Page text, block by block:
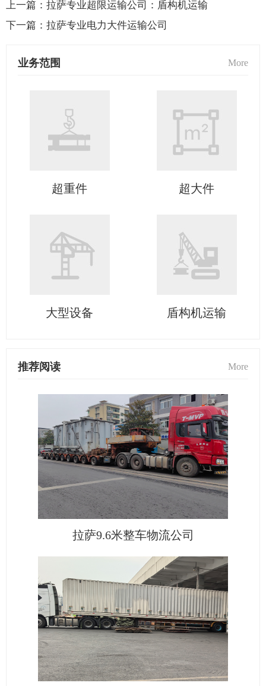
上一篇： 拉萨专业超限运输公司：盾构机运输
下一篇： 拉萨专业电力大件运输公司
业务范围 More
超重件 超大件
大型设备 盾构机运输
推荐阅读 More
拉萨9.6米整车物流公司